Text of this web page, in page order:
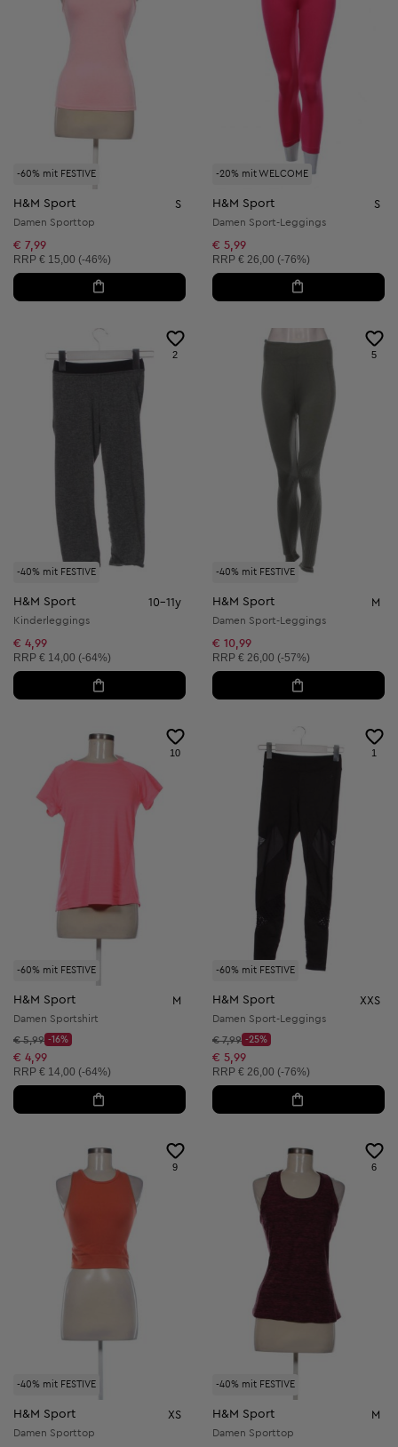
-60% mit FESTIVE
H&M Sport S
Damen Sporttop
€ 7,99
Unverbindliche Preisempfehlung:
RRP € 15,00 (-46%)
-20% mit WELCOME
H&M Sport S
Damen Sport-Leggings
€ 5,99
Unverbindliche Preisempfehlung:
RRP € 26,00 (-76%)
-40% mit FESTIVE
2
H&M Sport 10-11y
Kinderleggings
€ 4,99
Unverbindliche Preisempfehlung:
RRP € 14,00 (-64%)
-40% mit FESTIVE
5
H&M Sport M
Damen Sport-Leggings
€ 10,99
Unverbindliche Preisempfehlung:
RRP € 26,00 (-57%)
-60% mit FESTIVE
10
H&M Sport M
Damen Sportshirt
Startpreis:
€ 5,99
Discount Price:
-16%
Reduzierter Preis:
€ 4,99
Unverbindliche Preisempfehlung:
RRP € 14,00 (-64%)
-60% mit FESTIVE
1
H&M Sport XXS
Damen Sport-Leggings
Startpreis:
€ 7,99
Discount Price:
-25%
Reduzierter Preis:
€ 5,99
Unverbindliche Preisempfehlung:
RRP € 26,00 (-76%)
-40% mit FESTIVE
9
H&M Sport XS
Damen Sporttop
-40% mit FESTIVE
6
H&M Sport M
Damen Sporttop